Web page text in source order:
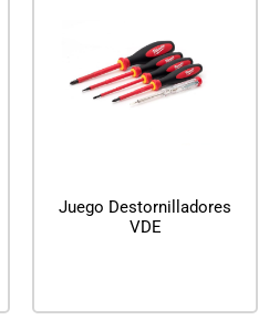
Juego Destornilladores
VDE